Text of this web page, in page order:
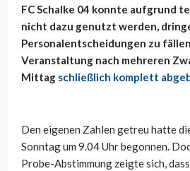
FC Schalke 04 konnte aufgrund
nicht dazu genutzt werden,
Personalentscheidungen zu
Veranstaltung nach mehreren
Mittag schließlich komplett
Den eigenen Zahlen getreu hatte
Sonntag um 9.04 Uhr begonnen.
Probe-Abstimmung zeigte sich,